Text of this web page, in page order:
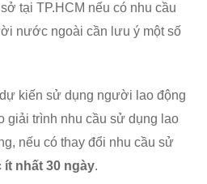
tại TP.HCM nếu có nhu cầu
nước ngoài cần lưu ý một số
kiến sử dụng người lao động
giải trình nhu cầu sử dụng lao
nếu có thay đổi nhu cầu sử
nhất 30 ngày.